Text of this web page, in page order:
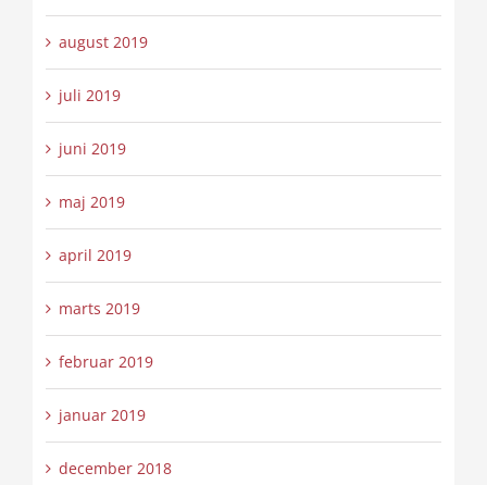
august 2019
juli 2019
juni 2019
maj 2019
april 2019
marts 2019
februar 2019
januar 2019
december 2018